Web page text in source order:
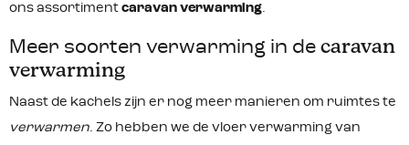
brandstof, watervrije en zuivere
optimale verbranding.
Geschikt voor grotere ruimtes tot
120 m³ Voldoet aan de meest strenge
veiligheidseisen Onder andere een
ons assortiment caravan verwarming.
Meer soorten verwarming in de caravan
verwarming
Naast de kachels zijn er nog meer manieren om ruimtes te
verwarmen. Zo hebben we de vloer verwarming van